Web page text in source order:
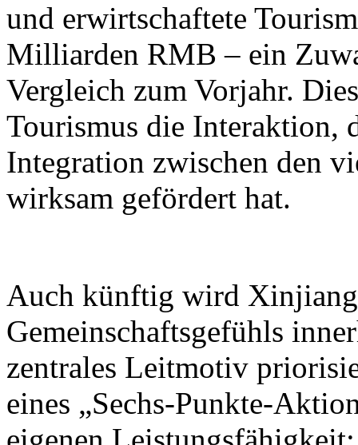
und erwirtschaftete
Milliarden RMB – ein
Vergleich zum Vorjahr.
Tourismus die Interaktion,
Integration zwischen den
wirksam gefördert hat.
Auch künftig wird Xinjiang
Gemeinschaftsgefühls
zentrales Leitmotiv
eines „Sechs-Punkte-